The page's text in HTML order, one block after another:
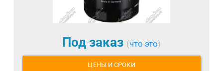
Под заказ (что это)
ЦЕНЫ И СРОКИ